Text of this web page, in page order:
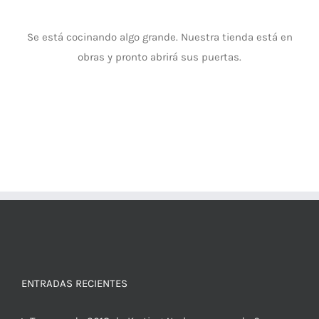
Se está cocinando algo grande. Nuestra tienda está en
obras y pronto abrirá sus puertas.
ENTRADAS RECIENTES